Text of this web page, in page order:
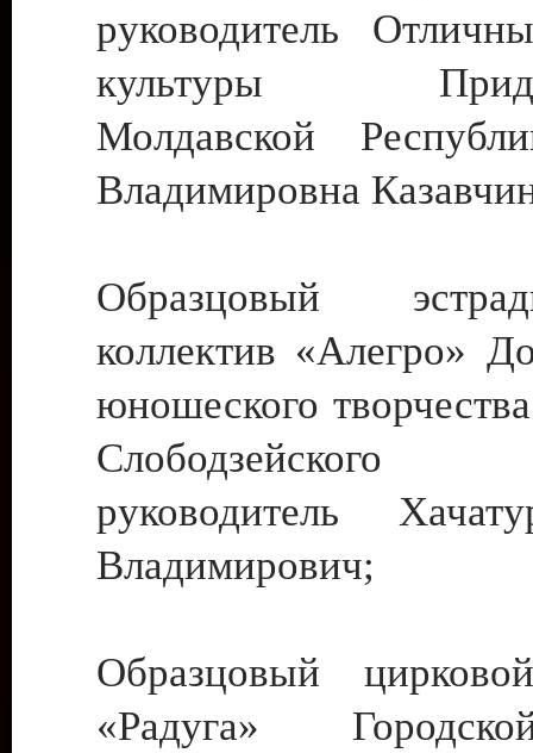
руководитель
культуры
Молдавской
Владимировна
Образцовый
коллектив «Алегро»
юношеского
руководитель
Владимирович;
Образцовый
«Радуга»